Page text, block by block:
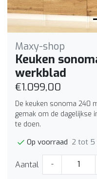
Maxy-shop
Keuken
werkblad
€1.099,00
De keuken sonoma 240
gemak om de dagelijkse
te doen.
Op voorraad 2 tot 5
Aantal -